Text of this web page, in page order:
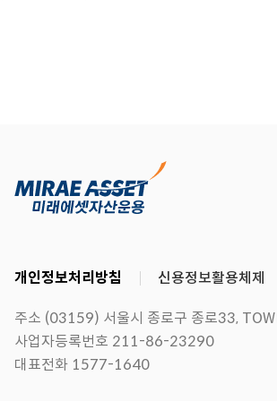
개인정보처리방침 신용정보활용체제
주소 (03159) 서울시 종로구 종로33,
사업자등록번호 211-86-23290
대표전화 1577-1640